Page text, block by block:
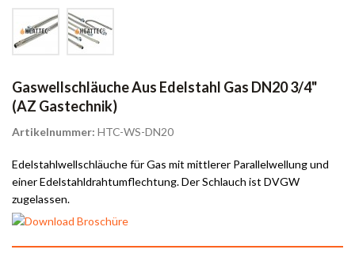
Gaswellschläuche Aus Edelstahl Gas DN20 3/4"
(AZ Gastechnik)
Artikelnummer: HTC-WS-DN20
Edelstahlwellschläuche für Gas mit mittlerer Parallelwellung und
einer Edelstahldrahtumflechtung. Der Schlauch ist DVGW
zugelassen.